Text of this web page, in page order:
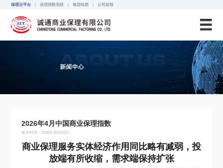
诚通保理
保理云平台 保理指数系统 集团站群 公司邮箱
2026年4月中国商业保理指数
发布时间：2026年06月03日
商业保理服务实体经济作用同比略有减弱，投
放端有所收缩，需求端保持扩张